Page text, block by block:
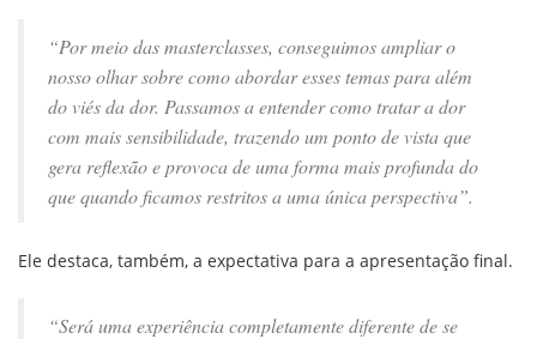
“Por meio das masterclasses, conseguimos ampliar o
nosso olhar sobre como abordar esses temas para além
do viés da dor. Passamos a entender como tratar a dor
com mais sensibilidade, trazendo um ponto de vista que
gera reflexão e provoca de uma forma mais profunda do
que quando ficamos restritos a uma única perspectiva”.
Ele destaca, também, a expectativa para a apresentação final.
“Será uma experiência completamente diferente de se